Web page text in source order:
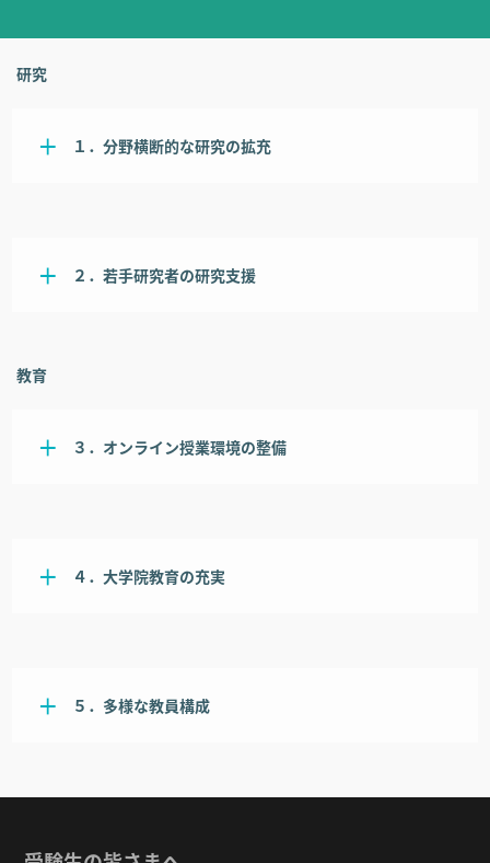
研究
１．分野横断的な研究の拡充
２．若手研究者の研究支援
教育
３．オンライン授業環境の整備
４．大学院教育の充実
５．多様な教員構成